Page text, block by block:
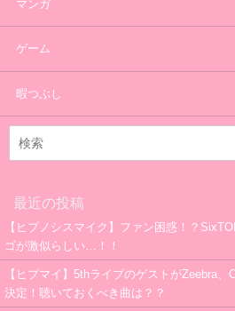
マンガ
ゲーム
暇つぶし
最近の投稿
【ヒプノシスマイク】ファン困惑！？
ゴが激似らしい…！！
【ヒプマイ】5thライブのゲストがZeebra
決定！聴いておくべき曲は？？